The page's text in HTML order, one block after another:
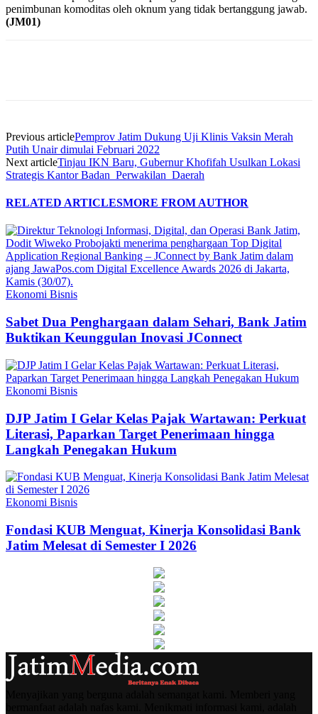
penimbunan komoditas oleh oknum yang tidak bertanggung jawab.
(JM01)
Previous articlePemprov Jatim Dukung Uji Klinis Vaksin Merah
Putih Unair dimulai Februari 2022
Next articleTinjau IKN Baru, Gubernur Khofifah Usulkan Lokasi
Strategis Kantor Badan Perwakilan Daerah
RELATED ARTICLESMORE FROM AUTHOR
Ekonomi Bisnis
Sabet Dua Penghargaan dalam Sehari, Bank Jatim
Buktikan Keunggulan Inovasi JConnect
Ekonomi Bisnis
DJP Jatim I Gelar Kelas Pajak Wartawan: Perkuat
Literasi, Paparkan Target Penerimaan hingga
Langkah Penegakan Hukum
Ekonomi Bisnis
Fondasi KUB Menguat, Kinerja Konsolidasi Bank
Jatim Melesat di Semester I 2026